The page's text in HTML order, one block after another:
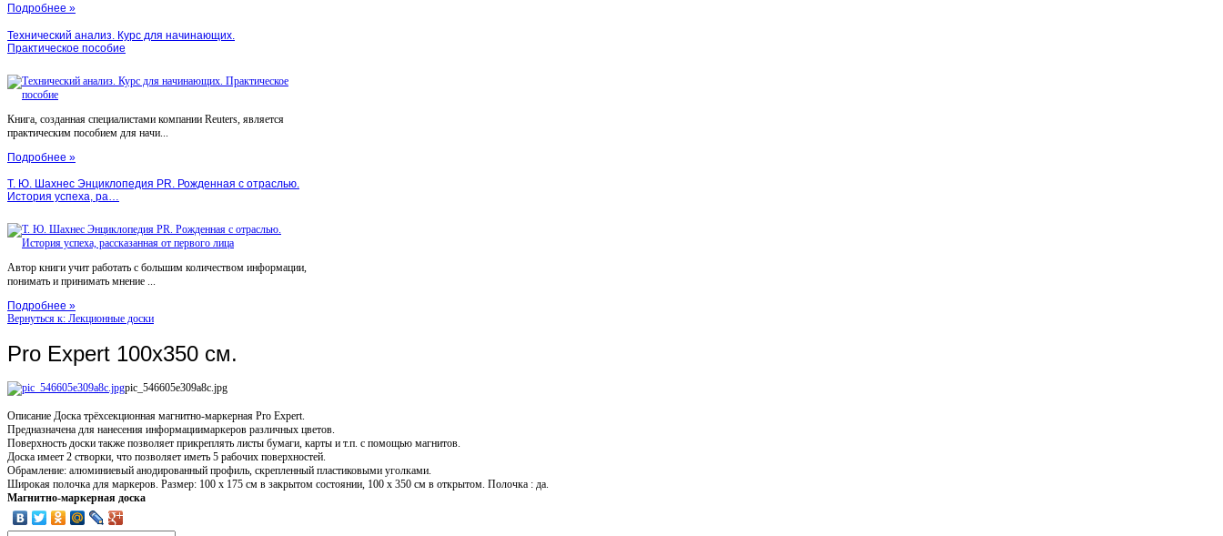
Подробнее »
Технический анализ. Курс для начинающих.
Практическое пособие
Книга, созданная специалистами компании Reuters, является
практическим пособием для начи...
Подробнее »
Т. Ю. Шахнес Энциклопедия PR. Рожденная с отраслью.
История успеха, ра…
Автор книги учит работать с большим количеством информации,
понимать и принимать мнение ...
Подробнее »
Вернуться к: Лекционные доски
Pro Expert 100х350 см.
pic_546605e309a8c.jpg
Описание Доска трёхсекционная магнитно-маркерная Pro Expert.
Предназначена для нанесения информациимаркеров различных цветов.
Поверхность доски также позволяет прикреплять листы бумаги, карты и т.п. с помощью магнитов.
Доска имеет 2 створки, что позволяет иметь 5 рабочих поверхностей.
Обрамление: алюминиевый анодированный профиль, скрепленный пластиковыми уголками.
Широкая полочка для маркеров. Размер: 100 х 175 см в закрытом состоянии, 100 х 350 см в открытом. Полочка : да.
Магнитно-маркерная доска